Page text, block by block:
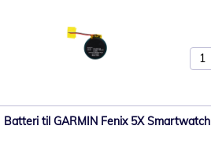
Batteri til GARMIN Fenix 5X Smartwatch